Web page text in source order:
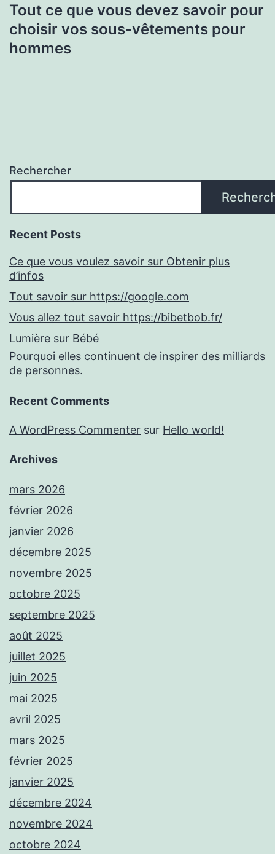
Tout ce que vous devez savoir pour
choisir vos sous-vêtements pour
hommes
Rechercher
Recent Posts
Ce que vous voulez savoir sur Obtenir plus
d’infos
Tout savoir sur https://google.com
Vous allez tout savoir https://bibetbob.fr/
Lumière sur Bébé
Pourquoi elles continuent de inspirer des milliards
de personnes.
Recent Comments
A WordPress Commenter sur Hello world!
Archives
mars 2026
février 2026
janvier 2026
décembre 2025
novembre 2025
octobre 2025
septembre 2025
août 2025
juillet 2025
juin 2025
mai 2025
avril 2025
mars 2025
février 2025
janvier 2025
décembre 2024
novembre 2024
octobre 2024